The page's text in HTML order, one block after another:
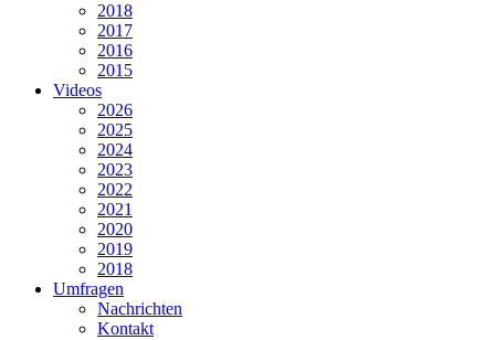
2018
2017
2016
2015
Videos
2026
2025
2024
2023
2022
2021
2020
2019
2018
Umfragen
Nachrichten
Kontakt